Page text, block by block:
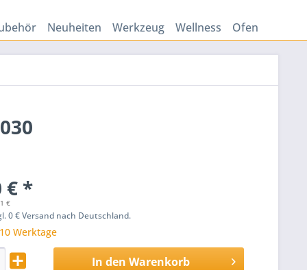
Neuheiten Werkzeug Wellness Ofen
€ *
€
0 € Versand nach Deutschland.
Werktage
In den Warenkorb